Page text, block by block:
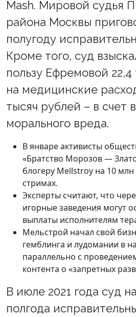
Mash. Мировой судья
района Москвы
полугоду
Кроме того, суд
пользу Ефремовой
на медицинские
тысяч рублей – в счет
морального вреда.
В январе активисты
«Братство Морозов —
блогеру Mellstroy на 10
стримах.
Эксперты считают, что
игорные заведения могут
выплаты исполнителям
Мельстрой начал свой
гемблинга и лудомании в
параллельно с
контента о «запретных
В июле 2021 года суд
полгода